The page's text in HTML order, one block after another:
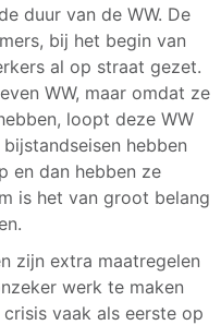
duur van de WW. De
bij het begin van
al op straat gezet.
WW, maar omdat ze
loopt deze WW
hebben
en dan hebben ze
is het van groot belang
zijn extra maatregelen
werk te maken
vaak als eerste op